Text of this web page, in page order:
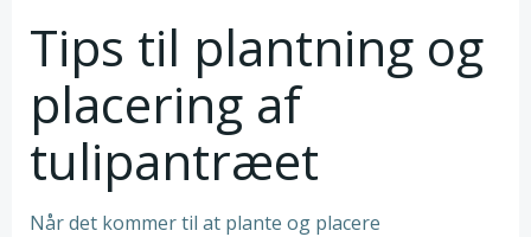
Tips til plantning og
placering af
tulipantræet
Når det kommer til at plante og placere